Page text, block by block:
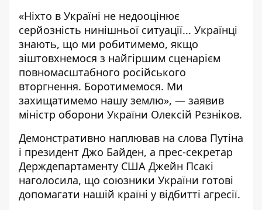
«Ніхто в Україні не недооцінює
серйозність нинішньої ситуації... Українці
знають, що ми робитимемо, якщо
зіштовхнемося з найгіршим сценарієм
повномасштабного російського
вторгнення. Боротимемося. Ми
захищатимемо нашу землю», — заявив
міністр оборони України Олексій Рєзніков.
Демонстративно наплював на слова Путіна
і президент Джо Байден, а прес-секретар
Держдепартаменту США Джейн Псакі
наголосила, що союзники України готові
допомагати нашій країні у відбитті агресії.